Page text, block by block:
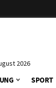
2026
SPORT